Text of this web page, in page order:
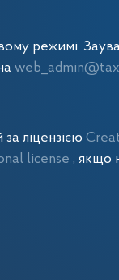
режимі.
ліцензією
license , якщо